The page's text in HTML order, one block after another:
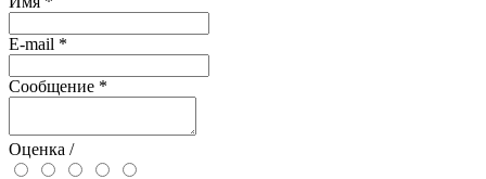
E-mail *
Сообщение *
Оценка /